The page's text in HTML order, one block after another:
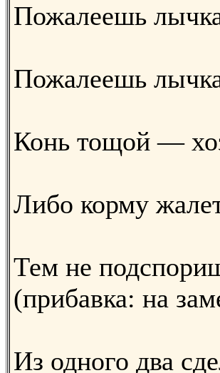
Пожалеешь
Пожалеешь
Конь тощой —
Либо корму
Тем не
(прибавка: на
Из одного два